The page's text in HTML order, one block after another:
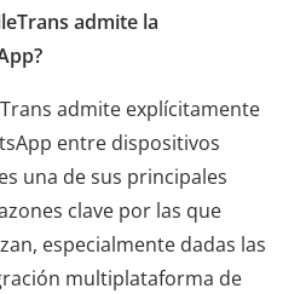
admite la
admite explícitamente
entre dispositivos
una de sus principales
clave por las que
especialmente dadas las
multiplataforma de